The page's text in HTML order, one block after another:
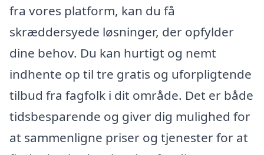
fra vores platform, kan du få
skræddersyede løsninger, der opfylder
dine behov. Du kan hurtigt og nemt
indhente op til tre gratis og uforpligtende
tilbud fra fagfolk i dit område. Det er både
tidsbesparende og giver dig mulighed for
at sammenligne priser og tjenester for at